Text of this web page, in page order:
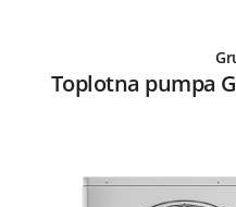
Toplotna pumpa